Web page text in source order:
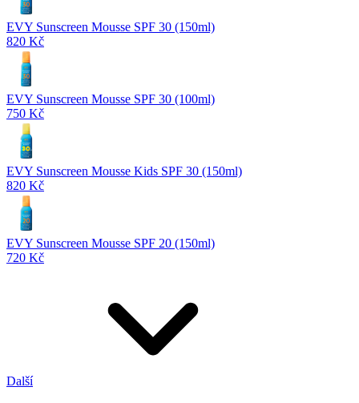
EVY Sunscreen Mousse SPF 30 (150ml)
820 Kč
EVY Sunscreen Mousse SPF 30 (100ml)
750 Kč
EVY Sunscreen Mousse Kids SPF 30 (150ml)
820 Kč
EVY Sunscreen Mousse SPF 20 (150ml)
720 Kč
Další